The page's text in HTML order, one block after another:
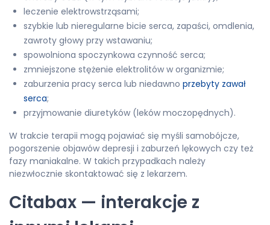
leczenie elektrowstrząsami;
szybkie lub nieregularne bicie serca, zapaści, omdlenia,
zawroty głowy przy wstawaniu;
spowolniona spoczynkowa czynność serca;
zmniejszone stężenie elektrolitów w organizmie;
zaburzenia pracy serca lub niedawno przebyty zawał
serca;
przyjmowanie diuretyków (leków moczopędnych).
W trakcie terapii mogą pojawiać się myśli samobójcze,
pogorszenie objawów depresji i zaburzeń lękowych czy też
fazy maniakalne. W takich przypadkach należy
niezwłocznie skontaktować się z lekarzem.
Citabax — interakcje z